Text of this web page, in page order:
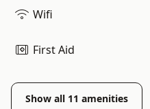
Wifi
First Aid
Show all 11 amenities